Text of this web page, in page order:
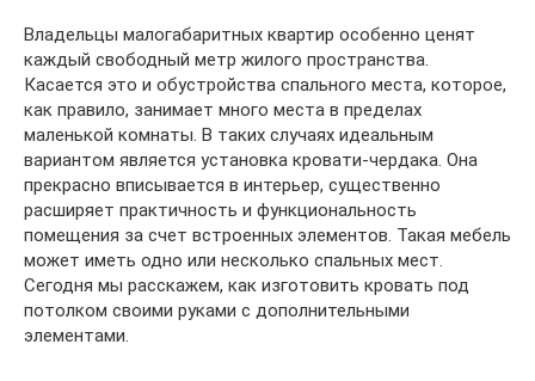
Владельцы малогабаритных квартир особенно ценят
каждый свободный метр жилого пространства.
Касается это и обустройства спального места, которое,
как правило, занимает много места в пределах
маленькой комнаты. В таких случаях идеальным
вариантом является установка кровати-чердака. Она
прекрасно вписывается в интерьер, существенно
расширяет практичность и функциональность
помещения за счет встроенных элементов. Такая мебель
может иметь одно или несколько спальных мест.
Сегодня мы расскажем, как изготовить кровать под
потолком своими руками с дополнительными
элементами.